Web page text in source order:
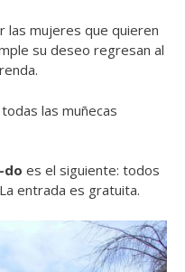
las mujeres que quieren
su deseo regresan al
las muñecas
do es el siguiente: todos
entrada es gratuita.